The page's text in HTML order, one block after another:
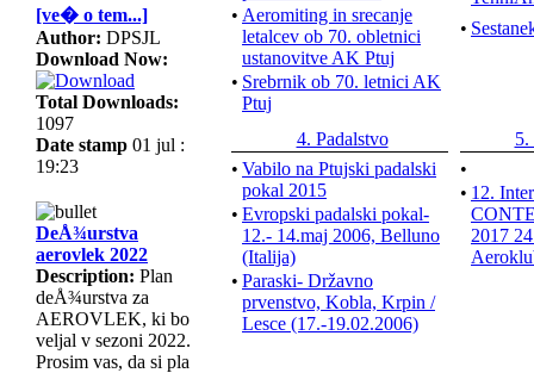
[ve� o tem...]
Author: DPSJL
Download Now:
Total Downloads:
1097
Date stamp 01 jul :
19:23
DeÅ¾urstva
aerovlek 2022
Description: Plan
deÅ¾urstva za
AEROVLEK, ki bo
veljal v sezoni 2022.
Prosim vas, da si pla
(Preleti
[VIDEO] Januarsko
ob JZ vetru (Fotografije in
Aprilsko jadranje med
in zavesami padavin (
in videoposnetki
ULN 2022, Ptuj
Fotografije
videoposnetki)
Mirkova zgodba- od
padalom do novih pljuÄ
(Obvestila in novice
• Aeromiting in srecanje
letalcev ob 70. obletnici
ustanovitve AK Ptuj
• Srebrnik ob 70. letnici AK
Ptuj
•
4. Padalstvo
• Vabilo na Ptujski padalski
pokal 2015
• Evropski padalski pokal-
12.- 14.maj 2006, Belluno
(Italija)
• Paraski- Državno
prvenstvo, Kobla, Krpin /
Lesce (17.-19.02.2006)
5.
•
• 12.
2017